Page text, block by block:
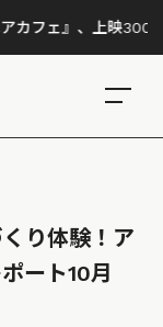
映300回の先で見え
り体験！ア
ート10月